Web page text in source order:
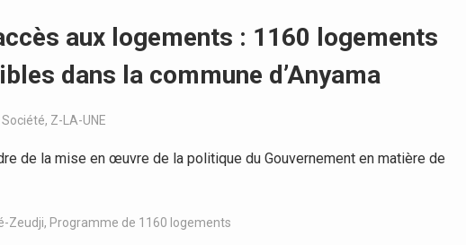
aux logements : 1160 logements
dans la commune d’Anyama
Société, Z-LA-UNE
de la mise en œuvre de la politique du Gouvernement en matière de
Zeudji, Programme de 1160 logements